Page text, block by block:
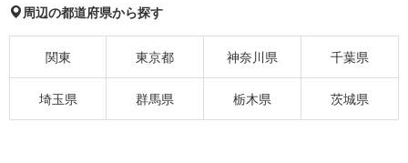
周辺の都道府県から探す
関東 東京都 神奈川県 千葉県
埼玉県 群馬県 栃木県 茨城県